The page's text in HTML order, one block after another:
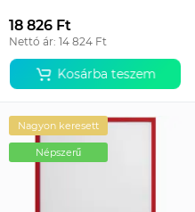
18 826 Ft
Nettó ár: 14 824 Ft
Kosárba teszem
Nagyon keresett
Népszerű